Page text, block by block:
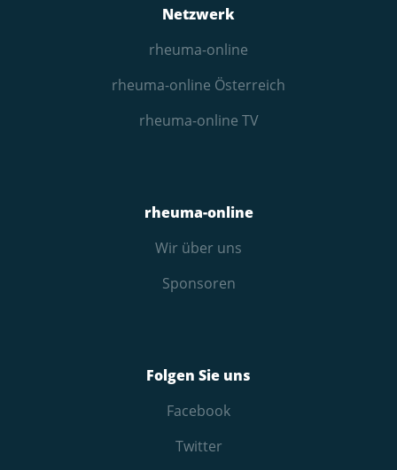
Netzwerk
rheuma-online
rheuma-online Österreich
rheuma-online TV
rheuma-online
Wir über uns
Sponsoren
Folgen Sie uns
Facebook
Twitter